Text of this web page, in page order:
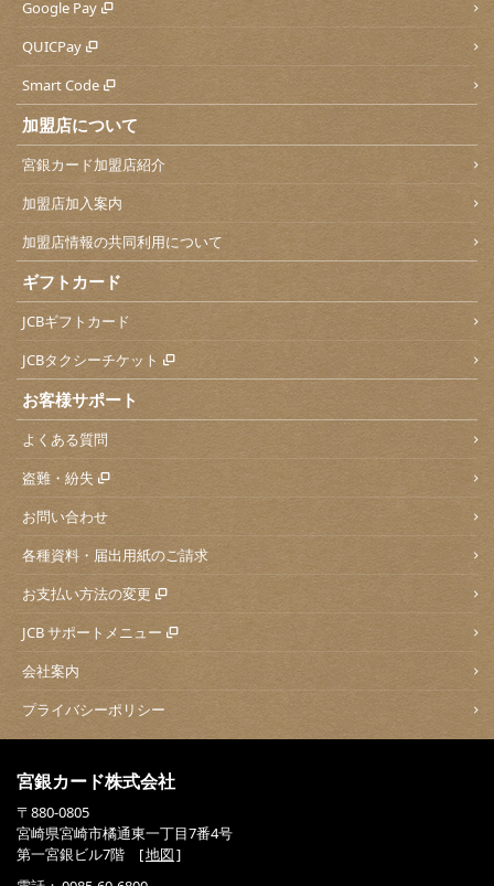
Google Pay
QUICPay
Smart Code
加盟店について
宮銀カード加盟店紹介
加盟店加入案内
加盟店情報の共同利用について
ギフトカード
JCBギフトカード
JCBタクシーチケット
お客様サポート
よくある質問
盗難・紛失
お問い合わせ
各種資料・届出用紙のご請求
お支払い方法の変更
JCB サポートメニュー
会社案内
プライバシーポリシー
宮銀カード株式会社
〒880-0805
宮崎県宮崎市橘通東一丁目7番4号
第一宮銀ビル7階 [地図]